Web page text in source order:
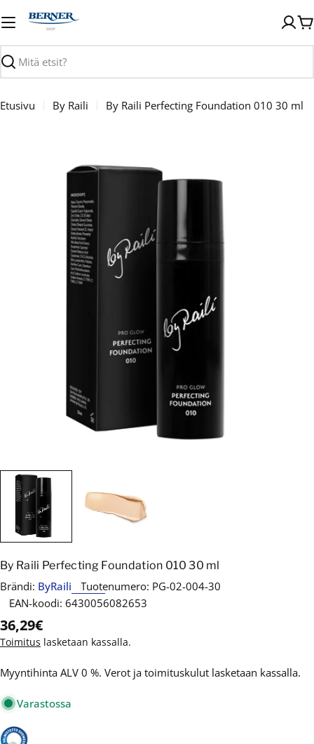
sisältöön
Haku
Etusivu By Raili By Raili Perfecting Foundation 010 30 ml
By Raili Perfecting Foundation 010 30 ml
Brändi: ByRaili Tuotenumero: PG-02-004-30
EAN-koodi: 6430056082653
Normaalihinta
36,29€
Toimitus lasketaan kassalla.
Myyntihinta ALV 0 %. Verot ja toimituskulut lasketaan kassalla.
Varastossa